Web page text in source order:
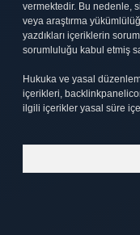
vermektedir. Bu nedenle,
veya araştırma
yazdıkları içeriklerin
sorumluluğu kabul etmiş
Hukuka ve yasal
içerikleri,
ilgili içerikler yasal süre